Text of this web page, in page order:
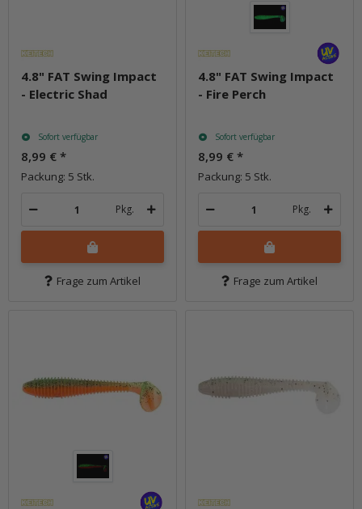
4.8" FAT Swing Impact
- Electric Shad
Sofort verfügbar
8,99 € *
Packung: 5 Stk.
Pkg.
Frage zum Artikel
4.8" FAT Swing Impact
- Fire Perch
Sofort verfügbar
8,99 € *
Packung: 5 Stk.
Pkg.
Frage zum Artikel